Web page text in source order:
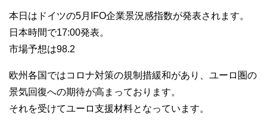
本日はドイツの5月IFO企業景況感指数が発表されます。
日本時間で17:00発表。
市場予想は98.2
欧州各国ではコロナ対策の規制措緩和があり、ユーロ圏の
景気回復への期待が高まっております。
それを受けてユーロ支援材料となっています。